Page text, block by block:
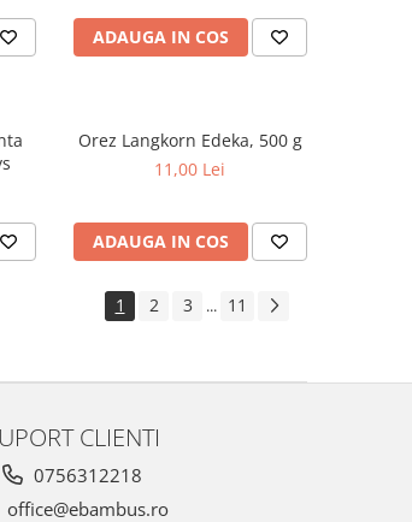
ADAUGA IN COS
Orez Langkorn Edeka, 500 g
11,00 Lei
ADAUGA IN COS
1 2 3 ... 11
CLIENTI
0756312218
office@ebambus.ro